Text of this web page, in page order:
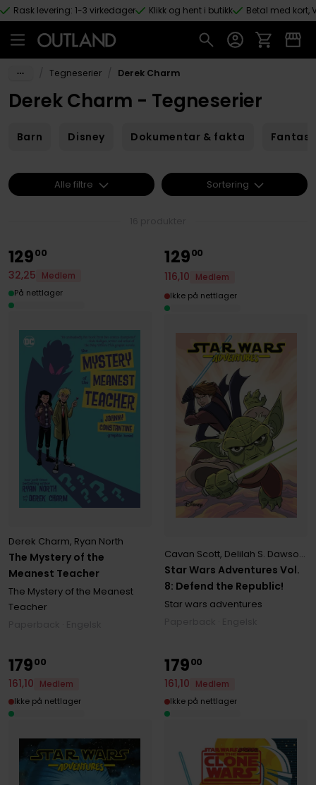
Hopp til hovedinnhold
Rask levering: 1-3 virkedager Klikk og hent i butikk Betal med kort,
Tegneserier Derek Charm
Derek Charm - Tegneserier
Barn Disney Dokumentar & fakta Fantasy
The Mystery of the
Meanest Teacher
Derek Charm, Ryan North
The Mystery of the Meanest
Teacher
12900
32,25
Medlem
På nettlager
Star Wars Adventures Vol.
8: Defend the Republic!
Cavan Scott, Delilah S. Dawson
Star wars adventures
12900
116,10
Medlem
Ikke på nettlager
17900
161,10
Medlem
Ikke på nettlager
17900
161,10
Medlem
Ikke på nettlager
Alle filtre Sortering